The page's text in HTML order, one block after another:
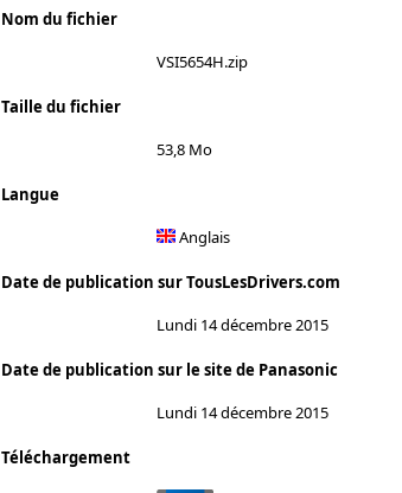
Nom du fichier
VSI5654H.zip
Taille du fichier
53,8 Mo
Langue
Anglais
Date de publication sur TousLesDrivers.com
Lundi 14 décembre 2015
Date de publication sur le site de Panasonic
Lundi 14 décembre 2015
Téléchargement